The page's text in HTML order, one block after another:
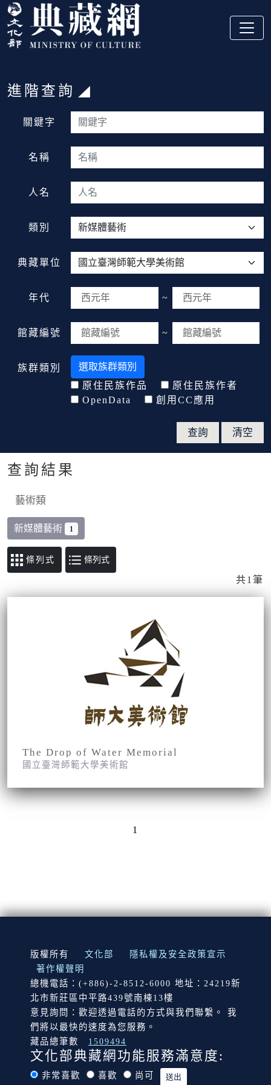
跳到主要內容
:::
:::
進階查詢
關鍵字
名稱
人名
類別
典藏單位
年代 ~
館藏編號 ~
族群類別
選取族群類別
原住民族作品
原住民族作者
OpenData
創用CC應用
查詢結果
藝術類
新媒體藝術 1
條列式
共1筆
The Drop of Water Memorial
國立臺灣師範大學美術館
1
:::
版權所有 文化部
隱私權及安全政策宣示
著作權聲明
總機電話：(+886)-2-8512-6000 地址：24219新
北市新莊區中平路439號南棟13樓
意見詢問：歡迎透過電話的方式與我們聯繫。 我
們將以最快的速度為您服務。
藏品總筆數
1509494
文化部典藏網功能服務滿意度:
非常喜歡 喜歡 尚可